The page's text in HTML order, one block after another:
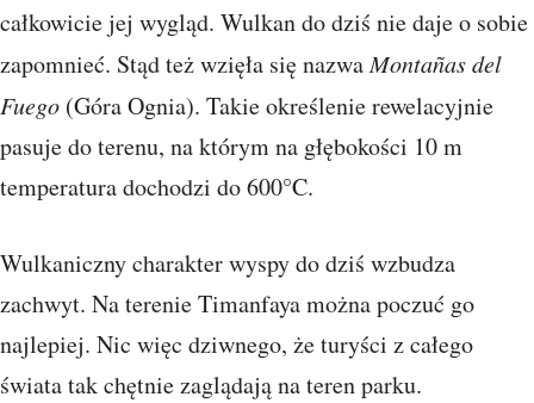
całkowicie jej wygląd. Wulkan do dziś nie daje o sobie
zapomnieć. Stąd też wzięła się nazwaMontañas del
Fuego (Góra Ognia). Takie określenie rewelacyjnie
pasuje do terenu, na którym na głębokości 10 m
temperatura dochodzi do 600°C.
Wulkaniczny charakter wyspy do dziś wzbudza
zachwyt. Na terenie Timanfaya można poczuć go
najlepiej. Nic więc dziwnego, że turyści z całego
świata tak chętnie zaglądają na teren parku.